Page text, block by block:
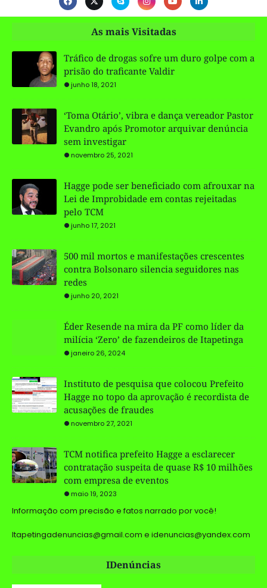
As mais Visitadas
Tráfico de drogas sofre um duro golpe com a
prisão do traficante Valdir
junho 18, 2021
‘Toma Otário’, vibra e dança vereador Pastor
Evandro após Promotor arquivar denúncia
sem investigar
novembro 25, 2021
Hagge pode ser beneficiado com afrouxar na
Lei de Improbidade em contas rejeitadas
pelo TCM
junho 17, 2021
500 mil mortos e manifestações crescentes
contra Bolsonaro silencia seguidores nas
redes
junho 20, 2021
Éder Resende na mira da PF como líder da
milícia ‘Zero’ de fazendeiros de Itapetinga
janeiro 26, 2024
Instituto de pesquisa que colocou Prefeito
Hagge no topo da aprovação é recordista de
acusações de fraudes
novembro 27, 2021
TCM notifica prefeito Hagge a esclarecer
contratação suspeita de quase R$ 10 milhões
com empresa de eventos
maio 19, 2023
Informação com precisão e fatos narrado por você!
Itapetingadenuncias@gmail.com e idenuncias@yandex.com
IDenúncias